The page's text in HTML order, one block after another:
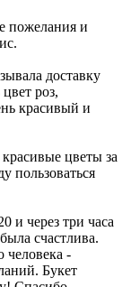
пожелания и
доставку
роз,
красивый и
цветы за
пользоваться
и через три часа
счастлива.
человека -
Букет